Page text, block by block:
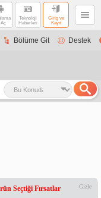
Teknoloji
Haberleri
Giriş ve
Kayıt
Bölüme Git Destek
Seçtiği Fırsatlar Gizle